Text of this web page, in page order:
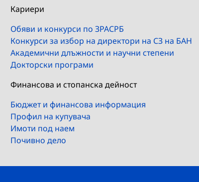
Кариери
Обяви и конкурси по ЗРАСРБ
Конкурси за избор на директори на СЗ на БАН
Академични длъжности и научни степени
Докторски програми
Финансова и стопанска дейност
Бюджет и финансова информация
Профил на купувача
Имоти под наем
Почивно дело